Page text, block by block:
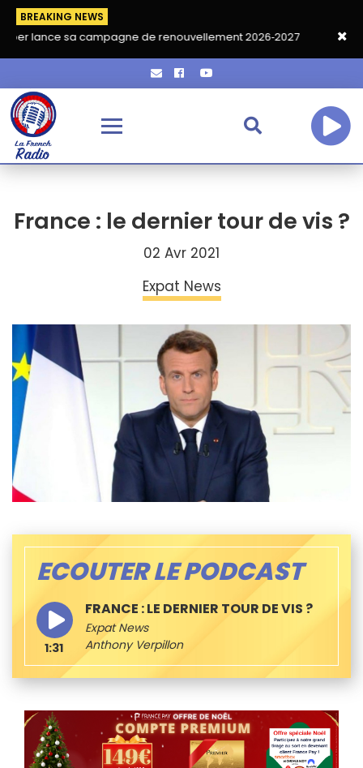
BREAKING NEWS
sa campagne de renouvellement 2026‑2027 Grand café de
France : le dernier tour de vis ?
02 Avr 2021
Expat News
ECOUTER LE PODCAST
FRANCE : LE DERNIER TOUR DE VIS ?
Expat News
Anthony Verpillon
1:31